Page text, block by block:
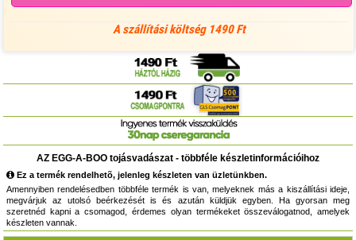
A szállítási költség 1490 Ft
AZ EGG-A-BOO tojásvadászat - többféle készletinformációihoz
Ez a termék rendelhetõ, jelenleg készleten van üzletünkben.
Amennyiben rendelésedben többféle termék is van, melyeknek más a kiszállítási ideje,
megvárjuk az utolsó beérkezését is és azután küldjük egyben. Ha gyorsan meg
szeretnéd kapni a csomagod, érdemes olyan termékeket összeválogatnod, amelyek
készleten vannak.